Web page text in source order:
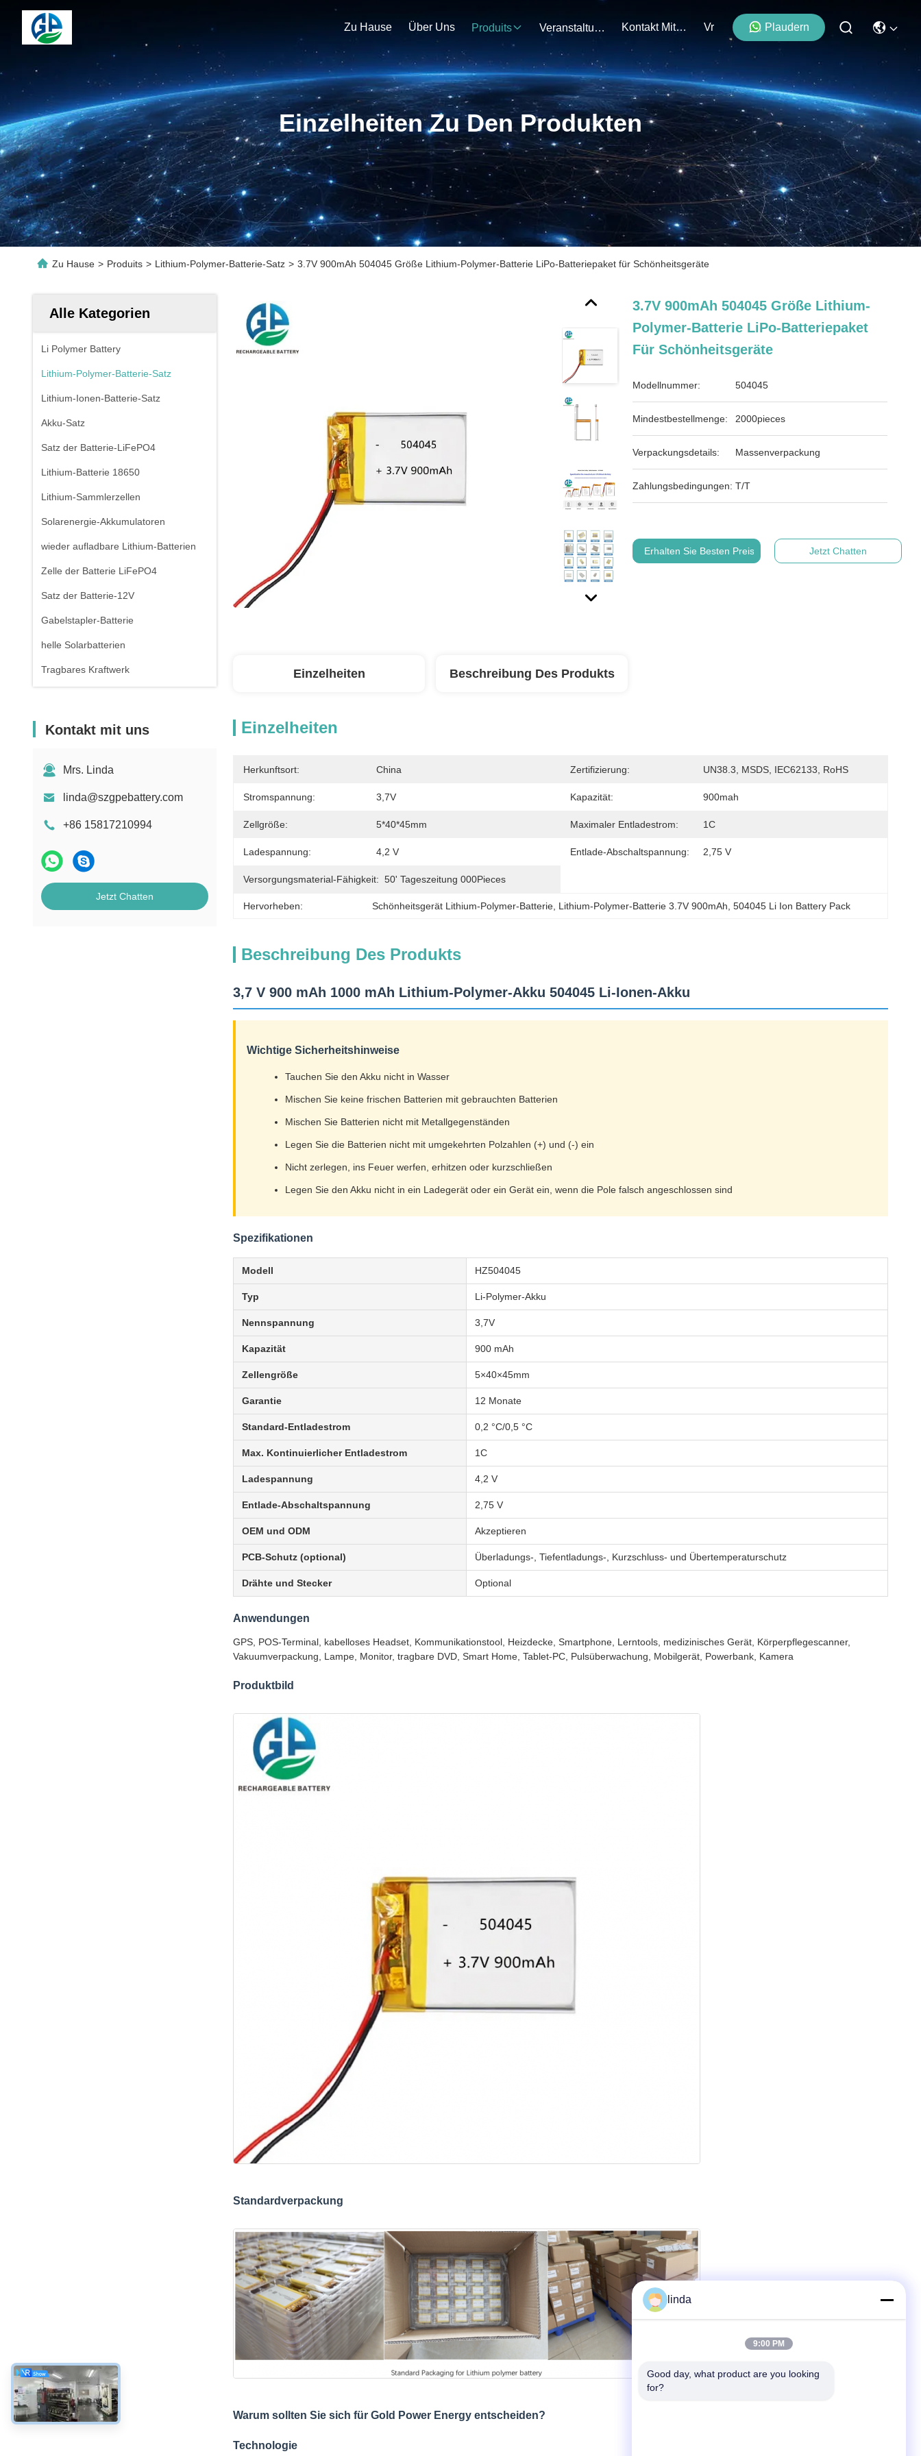
Zu Hause Über Uns Produits Veranstaltungen Kontakt Mit Uns Vr Plaudern
Einzelheiten Zu Den Produkten
Zu Hause > Produits > Lithium-Polymer-Batterie-Satz > 3.7V 900mAh 504045 Größe Lithium-Polymer-Batterie LiPo-Batteriepaket für Schönheitsgeräte
Alle Kategorien
Li Polymer Battery
Lithium-Polymer-Batterie-Satz
Lithium-Ionen-Batterie-Satz
Akku-Satz
Satz der Batterie-LiFePO4
Lithium-Batterie 18650
Lithium-Sammlerzellen
Solarenergie-Akkumulatoren
wieder aufladbare Lithium-Batterien
Zelle der Batterie LiFePO4
Satz der Batterie-12V
Gabelstapler-Batterie
helle Solarbatterien
Tragbares Kraftwerk
Kontakt mit uns
Mrs. Linda
linda@szgpebattery.com
+86 15817210994
Jetzt Chatten
3.7V 900mAh 504045 Größe Lithium-
Polymer-Batterie LiPo-Batteriepaket
Für Schönheitsgeräte
Modellnummer: 504045
Mindestbestellmenge: 2000pieces
Verpackungsdetails: Massenverpackung
Zahlungsbedingungen: T/T
Erhalten Sie Besten Preis Jetzt Chatten
Einzelheiten Beschreibung Des Produkts
Einzelheiten
Herkunftsort: China Zertifizierung: UN38.3, MSDS, IEC62133, RoHS
Stromspannung: 3,7V Kapazität: 900mah
Zellgröße: 5*40*45mm Maximaler Entladestrom: 1C
Ladespannung: 4,2 V Entlade-Abschaltspannung: 2,75 V
Versorgungsmaterial-Fähigkeit: 50' Tageszeitung 000Pieces
Hervorheben: Schönheitsgerät Lithium-Polymer-Batterie Lithium-Polymer-Batterie 3.7V 900mAh , 504045 Li Ion Battery Pack
Beschreibung Des Produkts
3,7 V 900 mAh 1000 mAh Lithium-Polymer-Akku 504045 Li-Ionen-Akku
Wichtige Sicherheitshinweise
Tauchen Sie den Akku nicht in Wasser
Mischen Sie keine frischen Batterien mit gebrauchten Batterien
Mischen Sie Batterien nicht mit Metallgegenständen
Legen Sie die Batterien nicht mit umgekehrten Polzahlen (+) und (-) ein
Nicht zerlegen, ins Feuer werfen, erhitzen oder kurzschließen
Legen Sie den Akku nicht in ein Ladegerät oder ein Gerät ein, wenn die Pole falsch angeschlossen sind
Spezifikationen
Modell HZ504045
Typ Li-Polymer-Akku
Nennspannung 3,7V
Kapazität 900 mAh
Zellengröße 5×40×45mm
Garantie 12 Monate
Standard-Entladestrom 0,2 °C/0,5 °C
Max. Kontinuierlicher Entladestrom 1C
Ladespannung 4,2 V
Entlade-Abschaltspannung 2,75 V
OEM und ODM Akzeptieren
PCB-Schutz (optional) Überladungs-, Tiefentladungs-, Kurzschluss- und Übertemperaturschutz
Drähte und Stecker Optional
Anwendungen
GPS, POS-Terminal, kabelloses Headset, Kommunikationstool, Heizdecke, Smartphone, Lerntools, medizinisches Gerät, Körperpflegescanner,
Vakuumverpackung, Lampe, Monitor, tragbare DVD, Smart Home, Tablet-PC, Pulsüberwachung, Mobilgerät, Powerbank, Kamera
Produktbild
Standardverpackung
Warum sollten Sie sich für Gold Power Energy entscheiden?
Technologie
linda
9:00 PM
Good day, what product are you looking
for?